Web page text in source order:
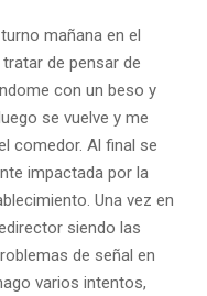
mañana en el
de pensar de
con un beso y
se vuelve y me
comedor. Al final se
impactada por la
Una vez en
siendo las
de señal en
varios intentos,